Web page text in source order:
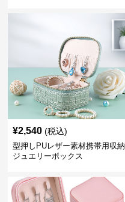
¥2,540 (税込)
型押しPUレザー素材携帯用収納
ジュエリーボックス